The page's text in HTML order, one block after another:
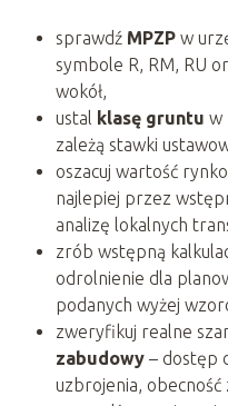
sprawdź MPZPw
symbole R, RM, RU
wokół,
ustal klasę gruntu w
zależą stawki
oszacuj wartość
najlepiej przez
analizę lokalnych
zrób wstępną
odrolnienie dla
podanych wyżej
zweryfikuj realne
zabudowy– dostęp
uzbrojenia, obecność